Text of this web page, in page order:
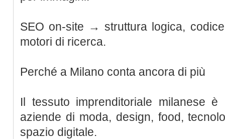
SEO on-site → struttura logica,
motori di ricerca.
Perché a Milano conta ancora di più
Il tessuto imprenditoriale milanese è
aziende di moda, design, food,
spazio digitale.